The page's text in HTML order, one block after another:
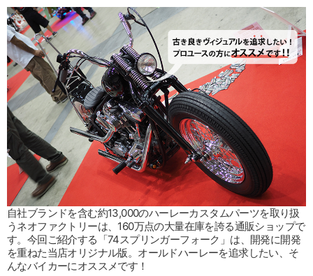
自社ブランドを含む約13,000のハーレーカスタムパーツを取り扱
うネオファクトリーは、160万点の大量在庫を誇る通販ショップで
す。今回ご紹介する「74スプリンガーフォーク」は、開発に開発
を重ねた当店オリジナル版。オールドハーレーを追求したい、そ
んなバイカーにオススメです！